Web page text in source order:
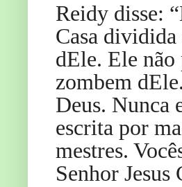
Reidy disse:
Casa
dEle. Ele
zombem
Deus. Nunca
escrita por
mestres.
Senhor Jesus